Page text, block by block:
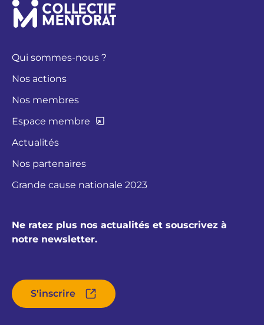
Qui sommes-nous ?
Nos actions
Nos membres
Espace membre
Actualités
Nos partenaires
Grande cause nationale 2023
Ne ratez plus nos actualités et souscrivez à
notre newsletter.
S'inscrire